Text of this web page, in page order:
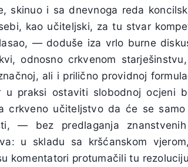
skinuo i sa dnevnoga reda
kao učiteljski, za tu stvar
— doduše iza vrlo burne
odnosno crkvenom
ali i prilično providnoj
praksi ostaviti slobodnoj ocjeni
crkveno učiteljstvo da će se samo
— bez predlaganja
u skladu sa kršćanskom
komentatori protumačili tu